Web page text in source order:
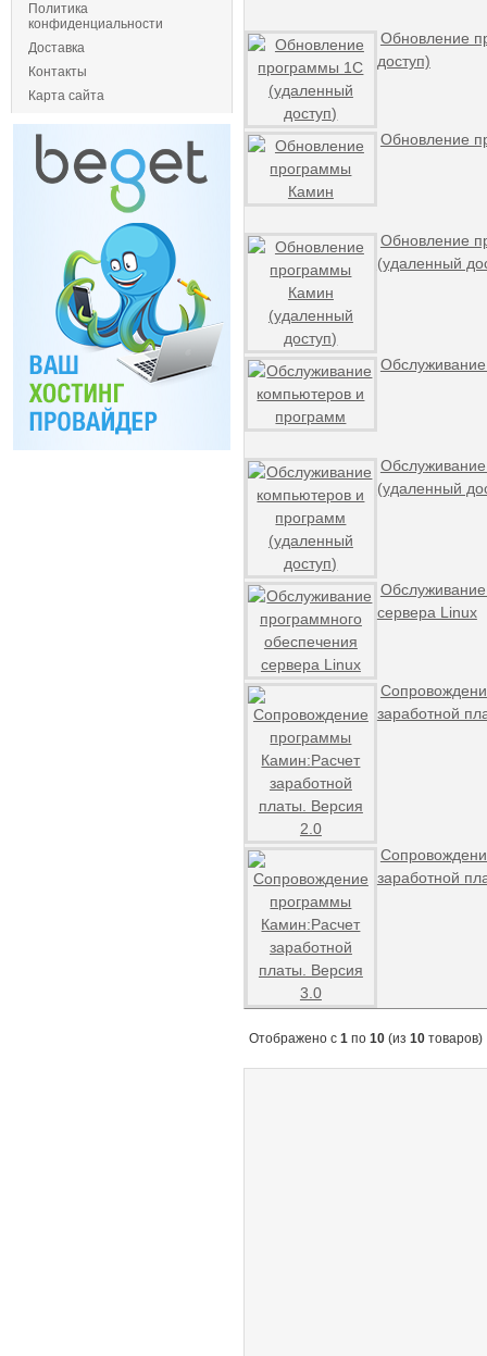
Политика
конфиденциальности
Доставка
Контакты
Карта сайта
Обновление
доступ)
Обновление
Обновление
(удаленный
(удаленный
сервера Linux
заработной
заработной
Отображено с 1 по 10 (из 10 товаров)